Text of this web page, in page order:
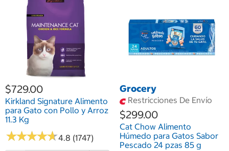
$729.00
Kirkland Signature Alimento
para Gato con Pollo y Arroz
11.3 Kg
★★★★★
★★★★★4.8 (1747)
Grocery
Restricciones De Envío
$299.00
Cat Chow Alimento
Húmedo para Gatos Sabor
Pescado 24 pzas 85 g